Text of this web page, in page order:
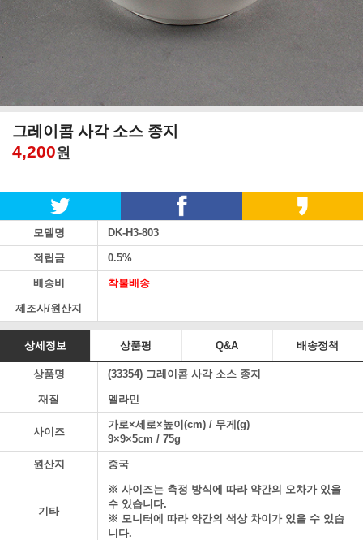
그레이콤 사각 소스 종지
4,200원
모델명 DK-H3-803
적립금 0.5%
배송비 착불배송
제조사/원산지
상세정보 상품평 Q&A 배송정책
상품명 (33354) 그레이콤 사각 소스 종지
재질 멜라민
사이즈
가로×세로×높이(cm) / 무게(g)
9×9×5cm / 75g
원산지 중국
기타
※ 사이즈는 측정 방식에 따라 약간의 오차가 있을
수 있습니다.
※ 모니터에 따라 약간의 색상 차이가 있을 수 있습
니다.